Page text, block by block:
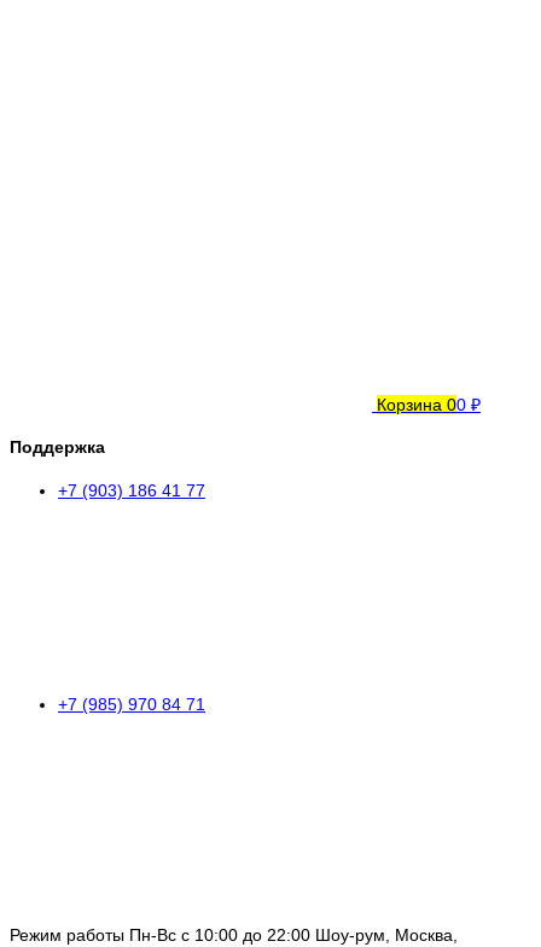
Корзина 00 ₽
Поддержка
+7 (903) 186 41 77
+7 (985) 970 84 71
Режим работы Пн-Вс с 10:00 до 22:00 Шоу-рум, Москва,